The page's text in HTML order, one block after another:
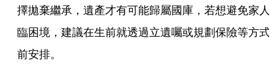
擇拋棄繼承，遺產才有可能歸屬國庫，若想避免家人
臨困境，建議在生前就透過立遺囑或規劃保險等方式
前安排。